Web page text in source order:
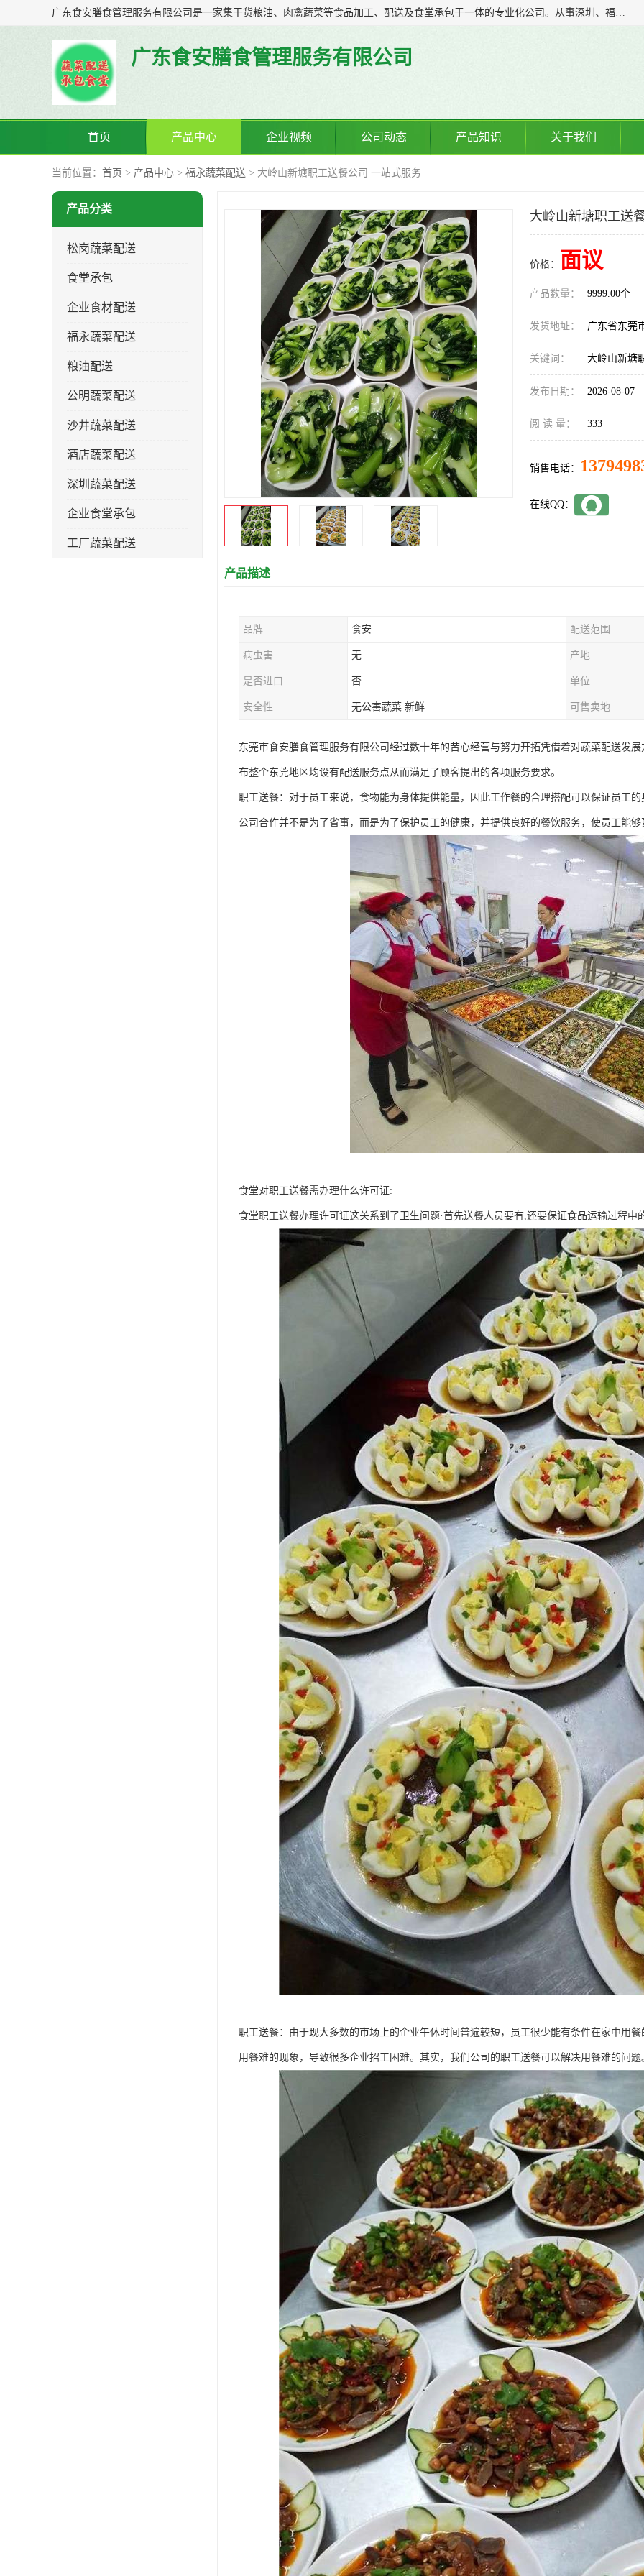
广东食安膳食管理服务有限公司是一家集干货粮油、肉禽蔬菜等食品加工、配送及食堂承包于一体的专业化公司。从事深圳、福永、公明、沙井、松岗等地区的蔬菜配送服务。 专业的服务队伍，以及完善的服务机制，经过多年的努力拼搏，赢得了广大客户的信赖和支持。
广东食安膳食管理服务有限公司
首页 产品中心 企业视频 公司动态 产品知识 关于我们
当前位置： 首页 > 产品中心 > 福永蔬菜配送 > 大岭山新塘职工送餐公司 一站式服务
产品分类
松岗蔬菜配送
食堂承包
企业食材配送
福永蔬菜配送
粮油配送
公明蔬菜配送
沙井蔬菜配送
酒店蔬菜配送
深圳蔬菜配送
企业食堂承包
工厂蔬菜配送
大岭山新塘职工送
价格： 面议
产品数量： 9999.00个
发货地址： 广东省东莞
关键词： 大岭山新塘
发布日期： 2026-08-07
阅 读 量： 333
销售电话：
在线QQ：
产品描述
品牌 食安 配送范围
病虫害 无 产地
是否进口 否 单位
安全性 无公害蔬菜 新鲜 可售卖地
东莞市食安膳食管理服务有限公司经过数十年的苦心经营与努力开拓凭借着对蔬菜配送发
布整个东莞地区均设有配送服务点从而满足了顾客提出的各项服务要求。
职工送餐：对于员工来说，食物能为身体提供能量，因此工作餐的合理搭配可以保证员工
公司合作并不是为了省事，而是为了保护员工的健康，并提供良好的餐饮服务，使员工能
食堂对职工送餐需办理什么许可证:
食堂职工送餐办理许可证这关系到了卫生问题·首先送餐人员要有,还要保证食品运输过程中
职工送餐：由于现大多数的市场上的企业午休时间普遍较短，员工很少能有条件在家中用
用餐难的现象，导致很多企业招工困难。其实，我们公司的职工送餐可以解决用餐难的问题